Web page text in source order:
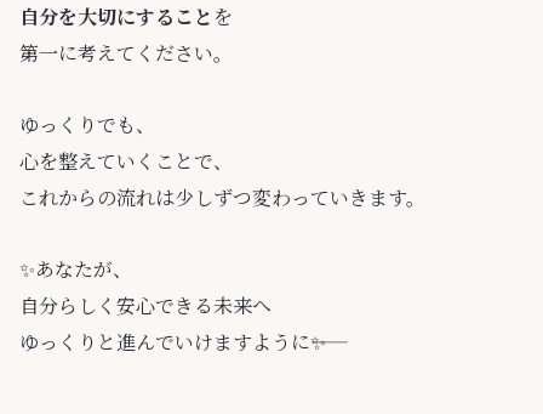
自分を大切にすること を
第一に考えてください。
ゆっくりでも、
心を整えていくことで、
これからの流れは少しずつ変わっていきます。
✨️あなたが、
自分らしく安心できる未来へ
ゆっくりと進んでいけますように――✨